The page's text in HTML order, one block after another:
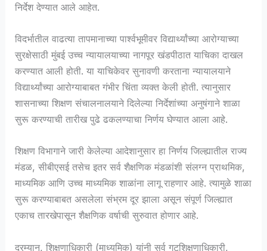
निर्देश देण्यात आले आहेत.
विदर्भातील वाढत्या तापमानाच्या पार्श्वभूमीवर विद्यार्थ्यांच्या आरोग्याच्या
सुरक्षेसाठी मुंबई उच्च न्यायालयाच्या नागपूर खंडपीठात याचिका दाखल
करण्यात आली होती. या याचिकेवर सुनावणी करताना न्यायालयाने
विद्यार्थ्यांच्या आरोग्याबाबत गंभीर चिंता व्यक्त केली होती. त्यानुसार
शासनाच्या शिक्षण संचालनालयाने दिलेल्या निर्देशांच्या अनुषंगाने शाळा
सुरू करण्याची तारीख पुढे ढकलण्याचा निर्णय घेण्यात आला आहे.
शिक्षण विभागाने जारी केलेल्या आदेशानुसार हा निर्णय जिल्ह्यातील राज्य
मंडळ, सीबीएसई तसेच इतर सर्व शैक्षणिक मंडळांशी संलग्न प्राथमिक,
माध्यमिक आणि उच्च माध्यमिक शाळांना लागू राहणार आहे. त्यामुळे शाळा
सुरू करण्याबाबत असलेला संभ्रम दूर झाला असून संपूर्ण जिल्ह्यात
एकाच तारखेपासून शैक्षणिक वर्षाची सुरुवात होणार आहे.
दरम्यान, शिक्षणाधिकारी (माध्यमिक) यांनी सर्व गटशिक्षणाधिकारी,